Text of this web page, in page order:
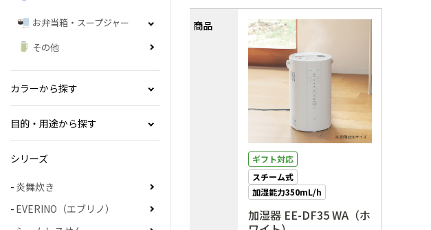
商品
ギフト対応
スチーム式
加湿能力350mL/h
加湿器 EE-DF35 WA（ホ
お弁当箱・スープジャー
その他
カラーから探す
目的・用途から探す
シリーズ
炎舞炊き
EVERINO（エブリノ）